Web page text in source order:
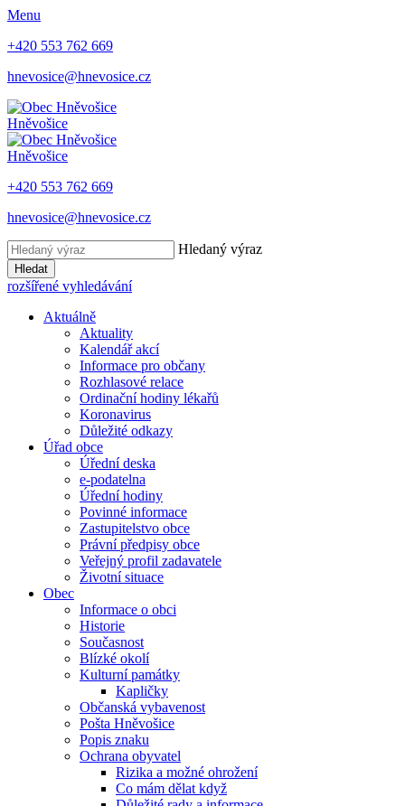
Menu
+420 553 762 669
hnevosice@hnevosice.cz
Hněvošice
Hněvošice
+420 553 762 669
hnevosice@hnevosice.cz
Hledaný výraz
Hledat
rozšířené vyhledávání
Aktuálně
Aktuality
Kalendář akcí
Informace pro občany
Rozhlasové relace
Ordinační hodiny lékařů
Koronavirus
Důležité odkazy
Úřad obce
Úřední deska
e-podatelna
Úřední hodiny
Povinné informace
Zastupitelstvo obce
Právní předpisy obce
Veřejný profil zadavatele
Životní situace
Obec
Informace o obci
Historie
Současnost
Blízké okolí
Kulturní památky
Kapličky
Občanská vybavenost
Pošta Hněvošice
Popis znaku
Ochrana obyvatel
Rizika a možné ohrožení
Co mám dělat když